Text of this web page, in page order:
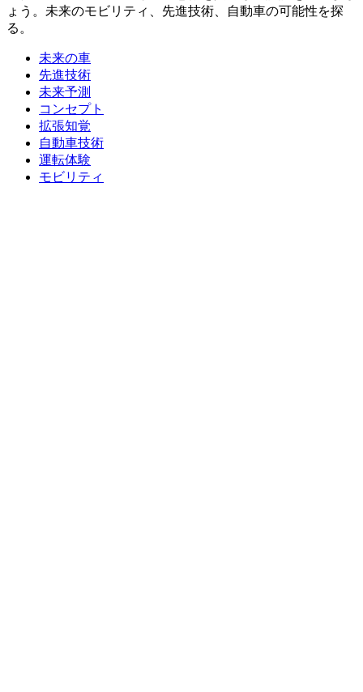
ょう。未来のモビリティ、先進技術、自動車の可能性を探
る。
未来の車
先進技術
未来予測
コンセプト
拡張知覚
自動車技術
運転体験
モビリティ